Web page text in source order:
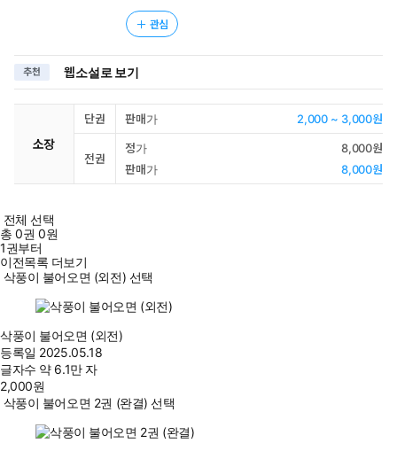
관심
추천 웹소설로 보기
소장
단권 판매가 2,000 ~ 3,000원
전권
정가
8,000원
판매가
8,000원
전체 선택
총0권 0원
1권부터
이전목록 더보기
삭풍이 불어오면 (외전) 선택
삭풍이 불어오면 (외전)
등록일 2025.05.18
글자수 약 6.1만 자
2,000원
삭풍이 불어오면 2권 (완결) 선택